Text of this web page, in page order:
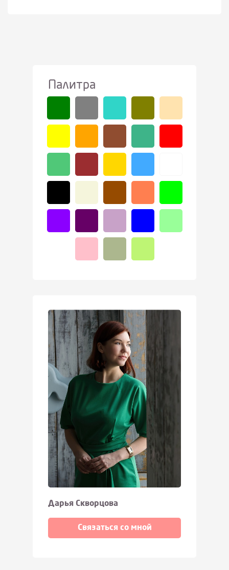
Палитра
Дарья Скворцова
Связаться со мной